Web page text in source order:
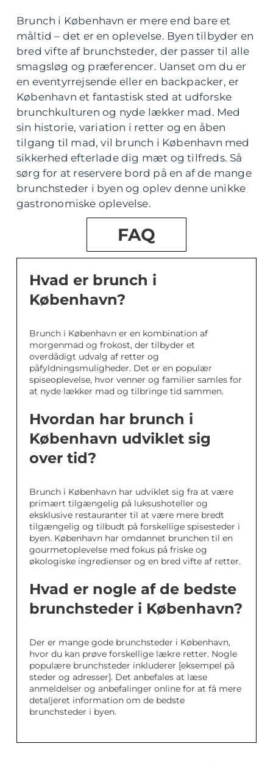
Brunch i København er mere end bare et
måltid – det er en oplevelse. Byen tilbyder en
bred vifte af brunchsteder, der passer til alle
smagsløg og præferencer. Uanset om du er
en eventyrrejsende eller en backpacker, er
København et fantastisk sted at udforske
brunchkulturen og nyde lækker mad. Med
sin historie, variation i retter og en åben
tilgang til mad, vil brunch i København med
sikkerhed efterlade dig mæt og tilfreds. Så
sørg for at reservere bord på en af de mange
brunchsteder i byen og oplev denne unikke
gastronomiske oplevelse.
FAQ
Hvad er brunch i
København?
Brunch i København er en kombination af
morgenmad og frokost, der tilbyder et
overdådigt udvalg af retter og
påfyldningsmuligheder. Det er en populær
spiseoplevelse, hvor venner og familier samles for
at nyde lækker mad og tilbringe tid sammen.
Hvordan har brunch i
København udviklet sig
over tid?
Brunch i København har udviklet sig fra at være
primært tilgængelig på luksushoteller og
eksklusive restauranter til at være mere bredt
tilgængelig og tilbudt på forskellige spisesteder i
byen. København har omdannet brunchen til en
gourmetoplevelse med fokus på friske og
økologiske ingredienser og en bred vifte af retter.
Hvad er nogle af de bedste
brunchsteder i København?
Der er mange gode brunchsteder i København,
hvor du kan prøve forskellige lækre retter. Nogle
populære brunchsteder inkluderer [eksempel på
steder og adresser]. Det anbefales at læse
anmeldelser og anbefalinger online for at få mere
detaljeret information om de bedste
brunchsteder i byen.